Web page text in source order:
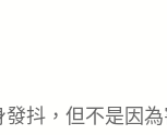
抖，但不是因